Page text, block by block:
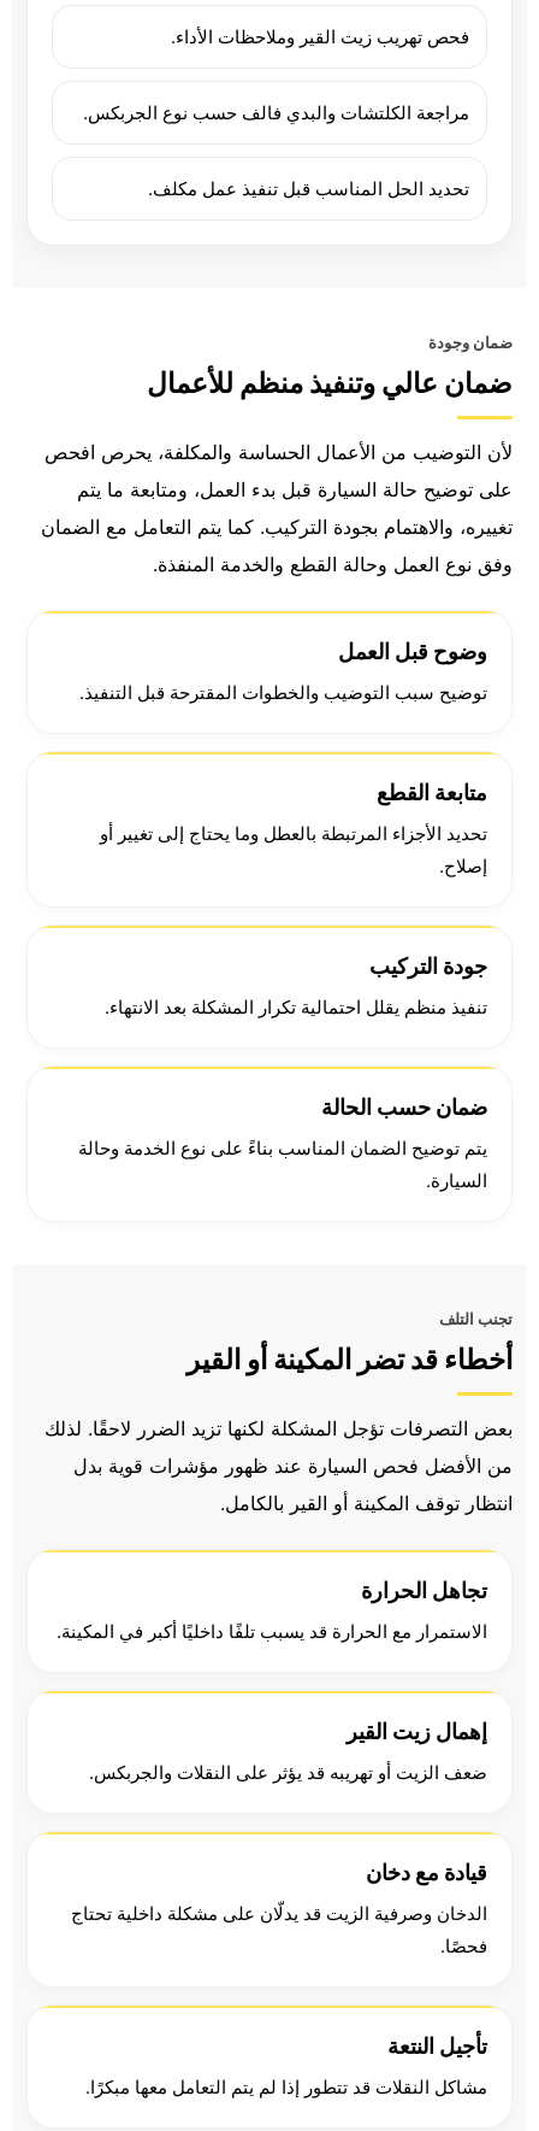
فحص تهريب زيت القير وملاحظات الأداء.
مراجعة الكلتشات والبدي فالف حسب نوع الجربكس.
تحديد الحل المناسب قبل تنفيذ عمل مكلف.
ضمان وجودة
ضمان عالي وتنفيذ منظم للأعمال
لأن التوضيب من الأعمال الحساسة والمكلفة، يحرص افحص
على توضيح حالة السيارة قبل بدء العمل، ومتابعة ما يتم
تغييره، والاهتمام بجودة التركيب. كما يتم التعامل مع الضمان
وفق نوع العمل وحالة القطع والخدمة المنفذة.
وضوح قبل العمل
توضيح سبب التوضيب والخطوات المقترحة قبل التنفيذ.
متابعة القطع
تحديد الأجزاء المرتبطة بالعطل وما يحتاج إلى تغيير أو
إصلاح.
جودة التركيب
تنفيذ منظم يقلل احتمالية تكرار المشكلة بعد الانتهاء.
ضمان حسب الحالة
يتم توضيح الضمان المناسب بناءً على نوع الخدمة وحالة
السيارة.
تجنب التلف
أخطاء قد تضر المكينة أو القير
بعض التصرفات تؤجل المشكلة لكنها تزيد الضرر لاحقًا. لذلك
من الأفضل فحص السيارة عند ظهور مؤشرات قوية بدل
انتظار توقف المكينة أو القير بالكامل.
تجاهل الحرارة
الاستمرار مع الحرارة قد يسبب تلفًا داخليًا أكبر في المكينة.
إهمال زيت القير
ضعف الزيت أو تهريبه قد يؤثر على النقلات والجربكس.
قيادة مع دخان
الدخان وصرفية الزيت قد يدلّان على مشكلة داخلية تحتاج
فحصًا.
تأجيل النتعة
مشاكل النقلات قد تتطور إذا لم يتم التعامل معها مبكرًا.